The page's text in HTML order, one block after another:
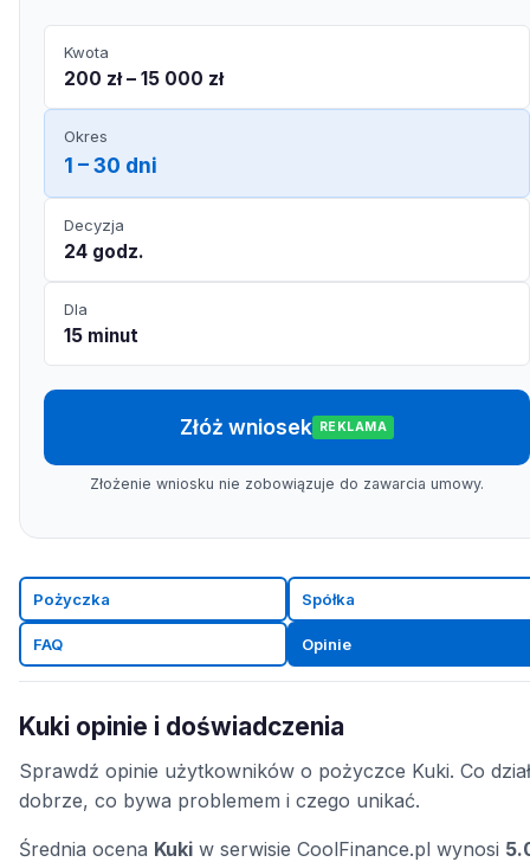
Kwota
200 zł – 15 000 zł
Okres
1 – 30 dni
Decyzja
24 godz.
Dla
15 minut
Złóż wniosek REKLAMA
Złożenie wniosku nie zobowiązuje do zawarcia umowy.
Pożyczka Spółka
FAQ Opinie
Kuki opinie i doświadczenia
Sprawdź opinie użytkowników o pożyczce Kuki. Co
dobrze, co bywa problemem i czego unikać.
Średnia ocena Kuki w serwisie CoolFinance.pl wynosi